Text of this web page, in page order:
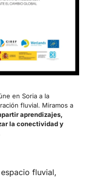
en Soria a la
fluvial. Miramos a
aprendizajes,
la conectividad y
fluvial,